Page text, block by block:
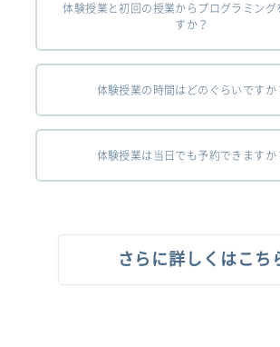
体験授業と初回の授業からプログラミング
すか？
体験授業の時間はどのぐらいですか
体験授業は当日でも予約できますか
さらに詳しくはこち